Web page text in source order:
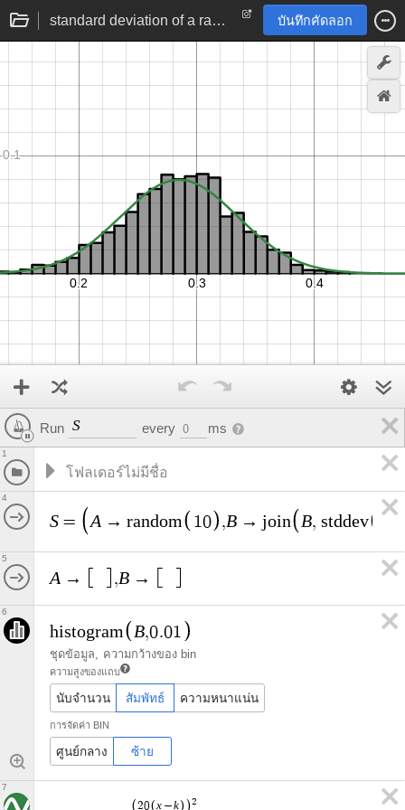
standard deviation of a random uniform list บันทึกคัดลอก
Run S every 0 ms
1
S = A → random 10 ,B → join B, stddev A
4
A → ,B →
5
histogram B,0.01
ชุดข้อมูล ความกว้างของ bin
ความสูงของแถบ
นับจำนวน สัมพัทธ์ ความหนาแน่น
การจัดค่า BIN
ศูนย์กลาง ซ้าย
6
20 x −k 2
7